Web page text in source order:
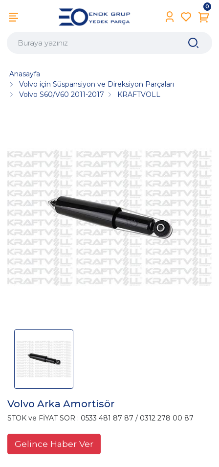
0
Anasayfa
Volvo için Süspansiyon ve Direksiyon Parçaları
Volvo S60/V60 2011-2017
KRAFTVOLL
Volvo Arka Amortisör
STOK ve FİYAT SOR : 0533 481 87 87 / 0312 278 00 87
Gelince Haber Ver